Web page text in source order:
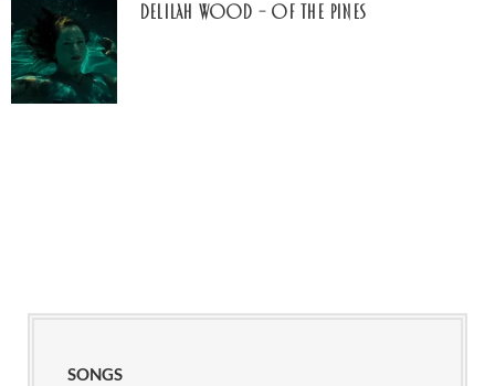
Delilah Wood – of the pines
SONGS